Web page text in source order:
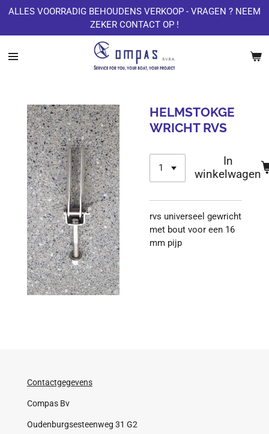
Ga
naar
de
ALLES VOORRADIG BEHOUDENS VERKOOP - VRAGEN ? NEEM
ZEKER CONTACT OP !
HELMSTOKGE
WRICHT RVS
In
winkelwagen
rvs universeel gewricht
met bout voor een 16
mm pijp
Contactgegevens
Compas Bv
Oudenburgsesteenweg 31 G2